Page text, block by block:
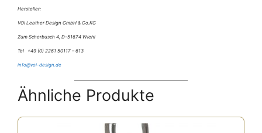
Hersteller:
VOi Leather Design GmbH & Co.KG
Zum Scherbusch 4, D-51674 Wiehl
Tel +49 (0) 2261 50117 – 613
info@voi-design.de
Ähnliche Produkte